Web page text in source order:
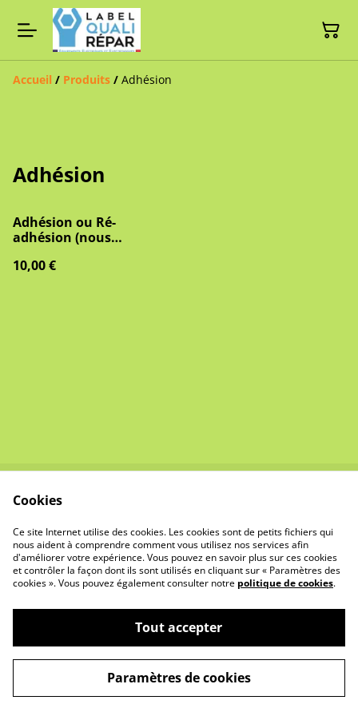
Accueil / Produits / Adhésion
Adhésion
Adhésion ou Ré-
adhésion (nous
l'adhésion solidaire 1€)
10,00 €
Demandes
Générales de Ventes
Confidentialité
Cookies
©2026L'ATELIER SOLIDAIRE
powered by
Cookies
Ce site Internet utilise des cookies. Les cookies sont de petits fichiers qui
nous aident à comprendre comment vous utilisez nos services afin
d'améliorer votre expérience. Vous pouvez en savoir plus sur ces cookies
et contrôler la façon dont ils sont utilisés en cliquant sur « Paramètres des
cookies ». Vous pouvez également consulter notre politique de cookies.
Tout accepter
Paramètres de cookies